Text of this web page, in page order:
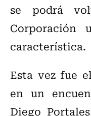
se podrá
Corporación
característica.
Esta vez fue
en un
Diego